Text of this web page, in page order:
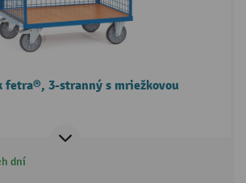
fetra®, 3-stranný s mriežkovou
dní